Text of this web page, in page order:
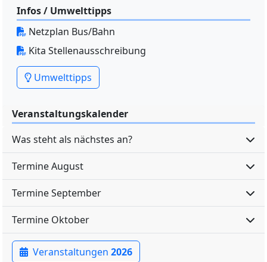
Infos / Umwelttipps
Netzplan Bus/Bahn
Kita Stellenausschreibung
Umwelttipps
Veranstaltungskalender
Was steht als nächstes an?
Termine August
Termine September
Termine Oktober
Veranstaltungen 2026